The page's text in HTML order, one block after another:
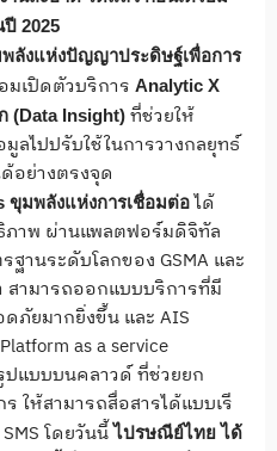
ปี 2025
ลังแห่งปัญญาประดิษฐ์เพื่อการ
มเปิดตัวบริการ Analytic X
(Data Insight) ที่ช่วยให้
ลไปปรับใช้ในการวางกลยุทธ์
อย่างตรงจุด
ขุมพลังแห่งการเชื่อมต่อได้
ภาพ ผ่านแพลตฟอร์มดิจิทัล
ฐานระดับโลกของ GSMA และ
สามารถออกแบบบริการที่มี
ภัยมากยิ่งขึ้น และ AIS
as a service
แบบบนคลาวด์ ที่ช่วยยก
ให้สามารถสื่อสารได้แบบเรี
โดยวันนี้ไปรษณีย์ไทย ได้